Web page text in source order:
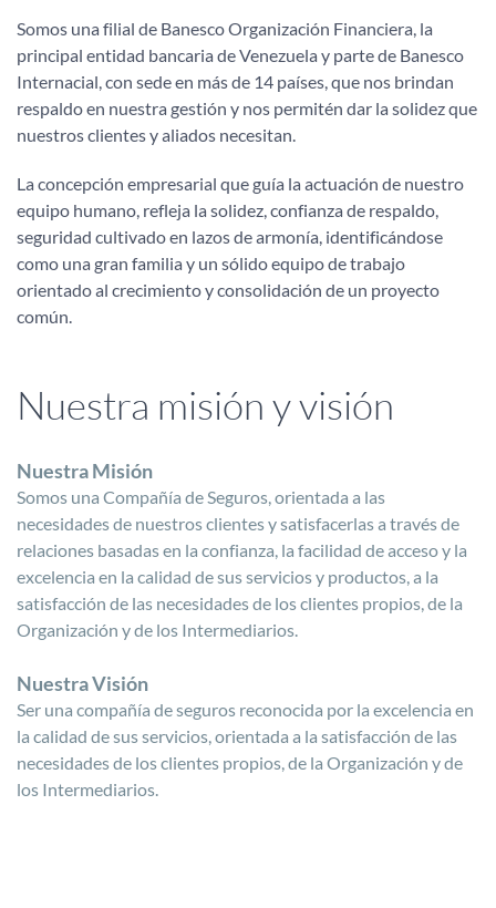
Somos una filial de Banesco Organización Financiera, la
principal entidad bancaria de Venezuela y parte de Banesco
Internacial, con sede en más de 14 países, que nos brindan
respaldo en nuestra gestión y nos permitén dar la solidez que
nuestros clientes y aliados necesitan.
La concepción empresarial que guía la actuación de nuestro
equipo humano, refleja la solidez, confianza de respaldo,
seguridad cultivado en lazos de armonía, identificándose
como una gran familia y un sólido equipo de trabajo
orientado al crecimiento y consolidación de un proyecto
común.
Nuestra misión y visión
Nuestra Misión
Somos una Compañía de Seguros, orientada a las
necesidades de nuestros clientes y satisfacerlas a través de
relaciones basadas en la confianza, la facilidad de acceso y la
excelencia en la calidad de sus servicios y productos, a la
satisfacción de las necesidades de los clientes propios, de la
Organización y de los Intermediarios.
Nuestra Visión
Ser una compañía de seguros reconocida por la excelencia en
la calidad de sus servicios, orientada a la satisfacción de las
necesidades de los clientes propios, de la Organización y de
los Intermediarios.